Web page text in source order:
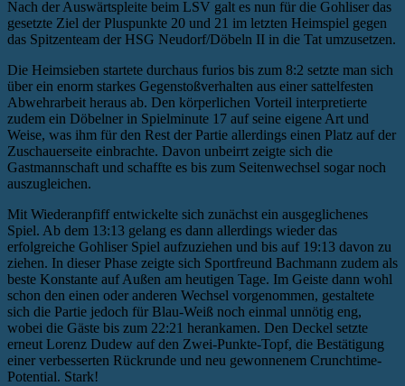
Nach der Auswärtspleite beim LSV galt es nun für die Gohliser das
gesetzte Ziel der Pluspunkte 20 und 21 im letzten Heimspiel gegen
das Spitzenteam der HSG Neudorf/Döbeln II in die Tat umzusetzen.
Die Heimsieben startete durchaus furios bis zum 8:2 setzte man sich
über ein enorm starkes Gegenstoßverhalten aus einer sattelfesten
Abwehrarbeit heraus ab. Den körperlichen Vorteil interpretierte
zudem ein Döbelner in Spielminute 17 auf seine eigene Art und
Weise, was ihm für den Rest der Partie allerdings einen Platz auf der
Zuschauerseite einbrachte. Davon unbeirrt zeigte sich die
Gastmannschaft und schaffte es bis zum Seitenwechsel sogar noch
auszugleichen.
Mit Wiederanpfiff entwickelte sich zunächst ein ausgeglichenes
Spiel. Ab dem 13:13 gelang es dann allerdings wieder das
erfolgreiche Gohliser Spiel aufzuziehen und bis auf 19:13 davon zu
ziehen. In dieser Phase zeigte sich Sportfreund Bachmann zudem als
beste Konstante auf Außen am heutigen Tage. Im Geiste dann wohl
schon den einen oder anderen Wechsel vorgenommen, gestaltete
sich die Partie jedoch für Blau-Weiß noch einmal unnötig eng,
wobei die Gäste bis zum 22:21 herankamen. Den Deckel setzte
erneut Lorenz Dudew auf den Zwei-Punkte-Topf, die Bestätigung
einer verbesserten Rückrunde und neu gewonnenem Crunchtime-
Potential. Stark!